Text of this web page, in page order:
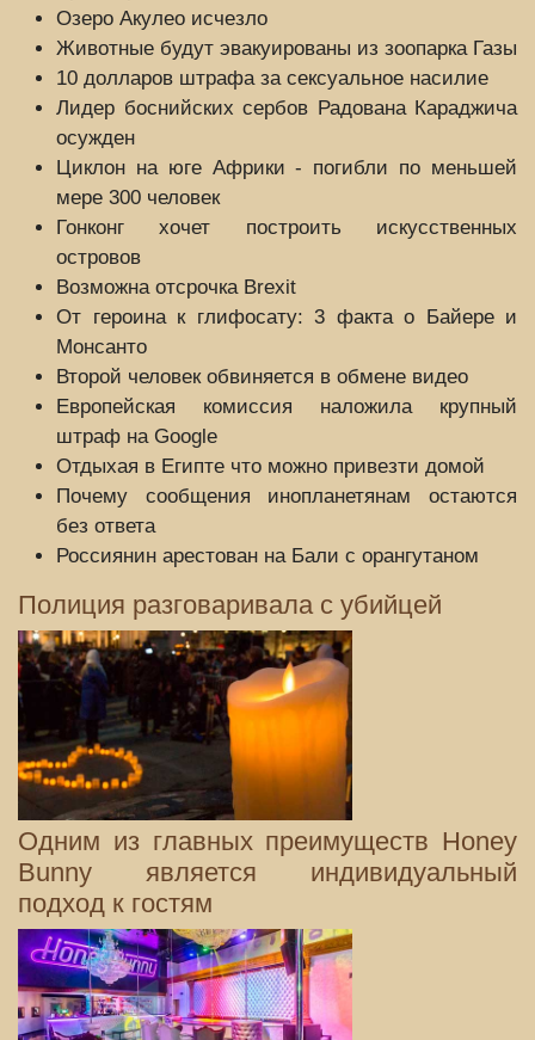
Озеро Акулео исчезло
Животные будут эвакуированы из зоопарка Газы
10 долларов штрафа за сексуальное насилие
Лидер боснийских сербов Радована Караджича
осужден
Циклон на юге Африки - погибли по меньшей
мере 300 человек
Гонконг хочет построить искусственных
островов
Возможна отсрочка Brexit
От героина к глифосату: 3 факта о Байере и
Монсанто
Второй человек обвиняется в обмене видео
Европейская комиссия наложила крупный
штраф на Google
Отдыхая в Египте что можно привезти домой
Почему сообщения инопланетянам остаются
без ответа
Россиянин арестован на Бали с орангутаном
Полиция разговаривала с убийцей
Одним из главных преимуществ Honey
Bunny является индивидуальный
подход к гостям